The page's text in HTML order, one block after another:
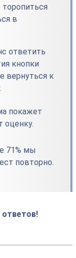
в
ответить
кнопки
вернуться к
покажет
оценку.
71% мы
повторно.